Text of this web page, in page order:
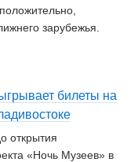
зарубежья.
билеты на
открытия
«Ночь Музеев» в